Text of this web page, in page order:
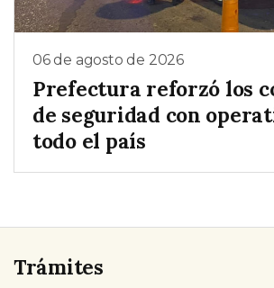
06 de agosto de 2026
Prefectura reforzó los
de seguridad con
todo el país
Trámites